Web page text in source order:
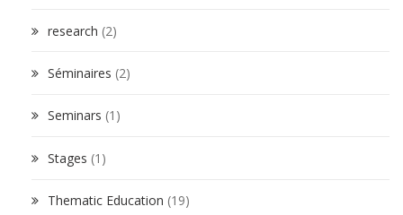
research (2)
Séminaires (2)
Seminars (1)
Stages (1)
Thematic Education (19)